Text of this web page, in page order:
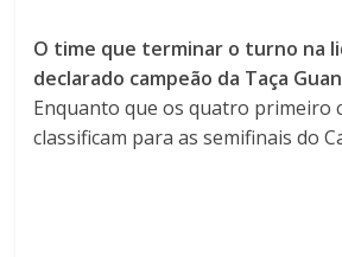
O time que terminar o turno na
declarado campeão da Taça
Enquanto que os quatro primeiro
classificam para as semifinais do